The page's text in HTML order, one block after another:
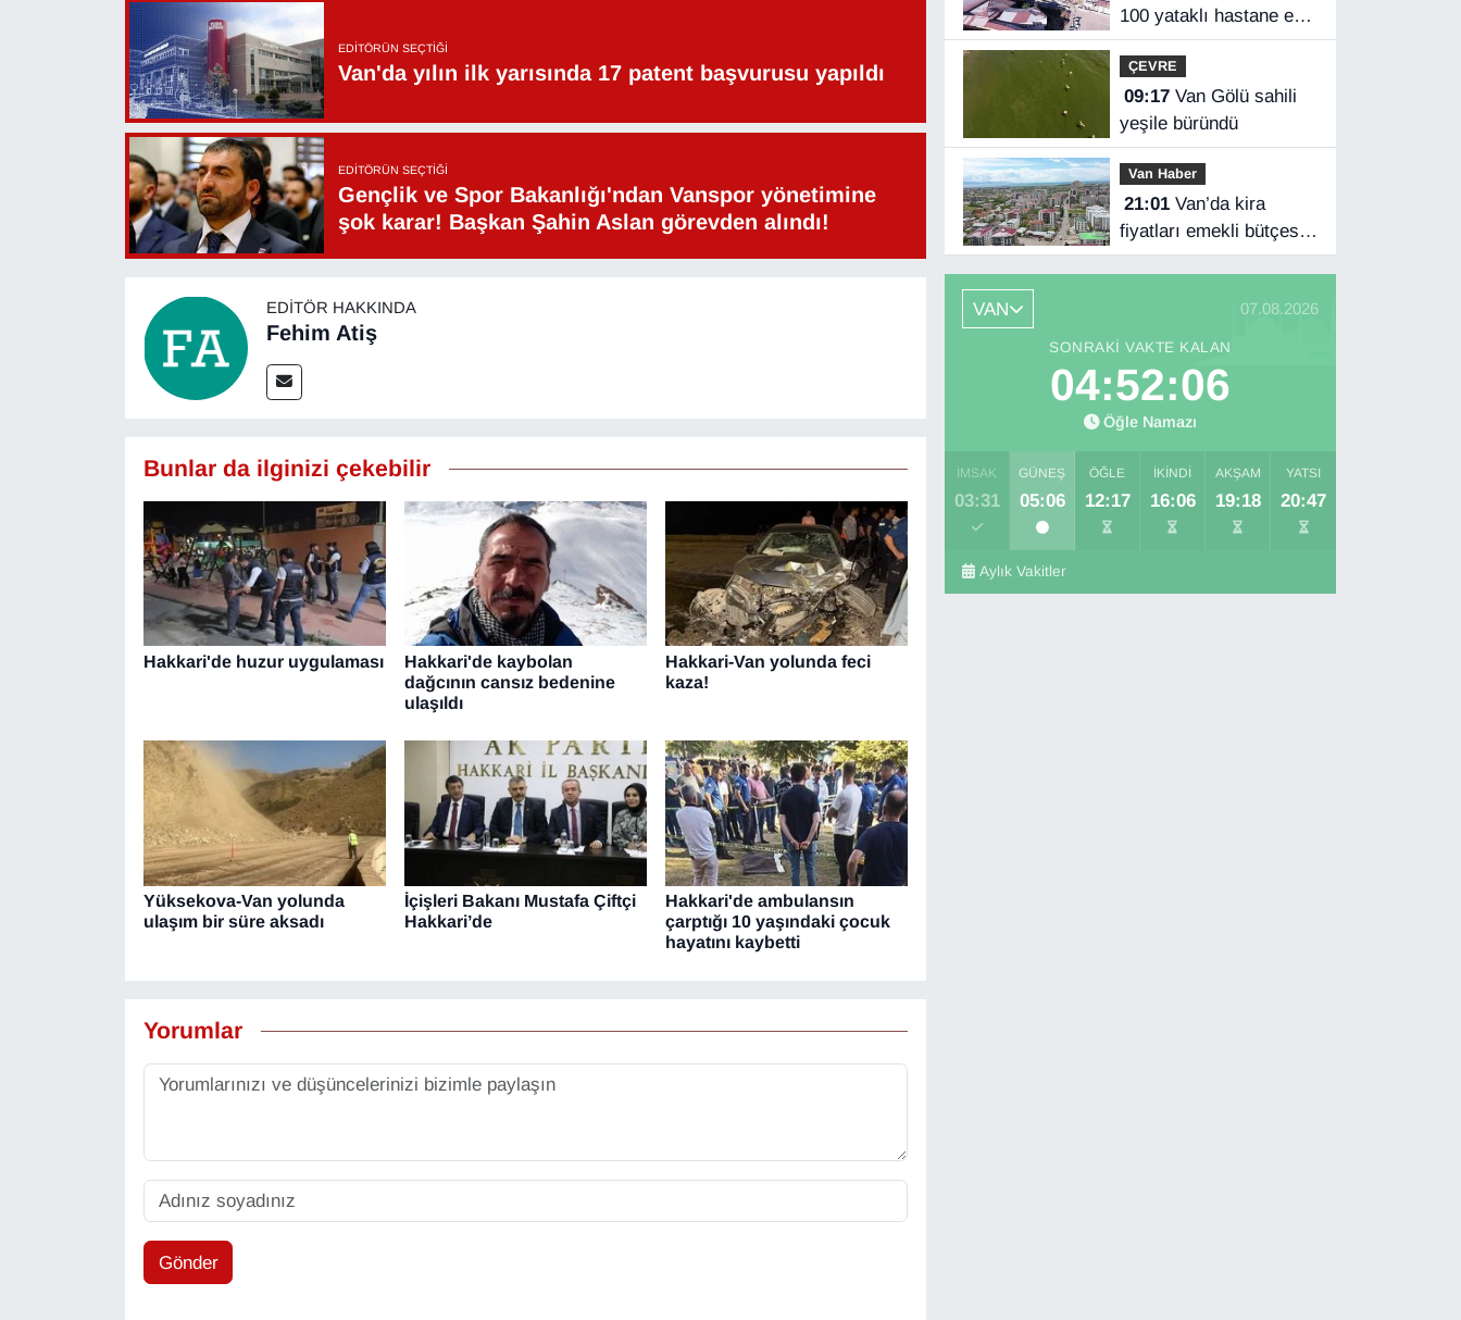
EDITÖRÜN SEÇTIĞI
Van'da yılın ilk yarısında 17 patent başvurusu yapıldı
EDITÖRÜN SEÇTIĞI
Gençlik ve Spor Bakanlığı'ndan Vanspor yönetimine
şok karar! Başkan Şahin Aslan görevden alındı!
EDITÖR HAKKINDA
Fehim Atiş
Bunlar da ilginizi çekebilir
Hakkari'de huzur uygulaması
Hakkari'de kaybolan
dağcının cansız bedenine
ulaşıldı
Hakkari-Van yolunda feci
kaza!
Yüksekova-Van yolunda
ulaşım bir süre aksadı
İçişleri Bakanı Mustafa Çiftçi
Hakkari’de
Hakkari'de ambulansın
çarptığı 10 yaşındaki çocuk
hayatını kaybetti
Yorumlar
Gönder
100 yataklı hastane ek
binası yükseliyor
ÇEVRE
09:17Van Gölü sahili
yeşile büründü
Van Haber
21:01Van’da kira
fiyatları emekli bütçesini
zorluyor
VAN 07.08.2026
SONRAKI VAKTE KALAN
04:52:05
Öğle Namazı
İMSAK
03:31
GÜNEŞ
05:06
ÖĞLE
12:17
İKINDI
16:06
AKŞAM
19:18
YATSI
20:47
Aylık Vakitler
TEBRİK
TEKNOLOJİ
VAN'DA SPOR